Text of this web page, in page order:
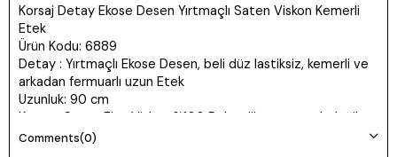
Korsaj Detay Ekose Desen Yırtmaçlı Saten Viskon Kemerli
Etek
Ürün Kodu: 6889
Detay : Yırtmaçlı Ekose Desen, beli düz lastiksiz, kemerli ve
arkadan fermuarlı uzun Etek
Uzunluk: 90 cm
Kumaş: Saten Floş Viskon %100 Poly - likrasız esnek değil
Manken 36 Beden Boy: 165 cm Kilo: 55
Comments(0)